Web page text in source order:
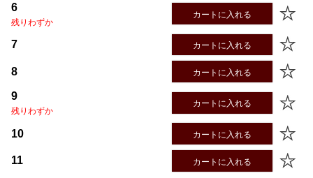
6
残りわずか
カートに入れる
7 カートに入れる
8 カートに入れる
9
残りわずか
カートに入れる
10 カートに入れる
11 カートに入れる